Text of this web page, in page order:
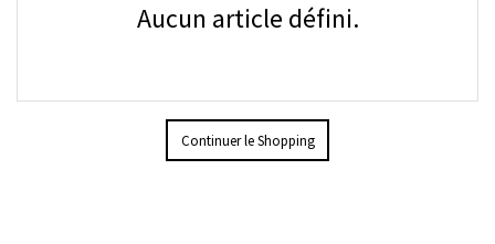
Aucun article défini.
Continuer le Shopping